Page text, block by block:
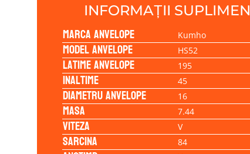
INFORMAȚII
Marca anvelope Kumho
Model anvelope HS52
Latime anvelope 195
Inaltime 45
Diametru anvelope 16
Masa 7.44
Viteza V
Sarcina 84